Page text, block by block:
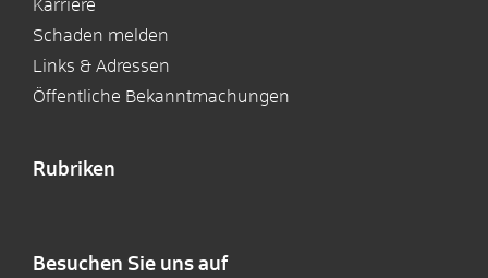
Karriere
Schaden melden
Links & Adressen
Öffentliche Bekanntmachungen
Rubriken
Besuchen Sie uns auf